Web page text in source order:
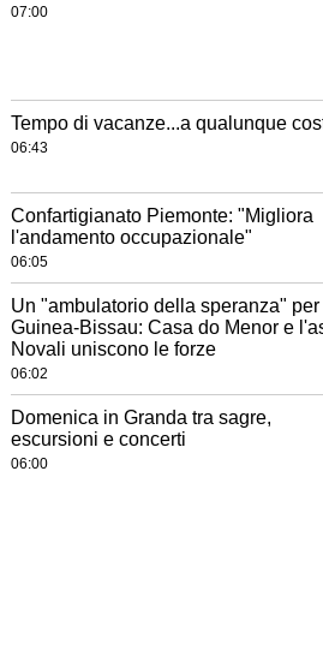
07:00
Tempo di vacanze...a qualunque
06:43
Confartigianato Piemonte: "Migliora
l'andamento occupazionale"
06:05
Un "ambulatorio della speranza" per
Guinea-Bissau: Casa do Menor e
Novali uniscono le forze
06:02
Domenica in Granda tra sagre,
escursioni e concerti
06:00